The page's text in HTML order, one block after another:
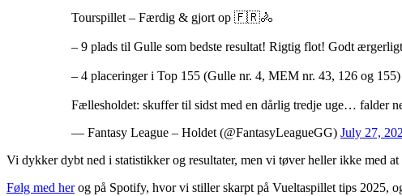
Tourspillet – Færdig & gjort op 🇫🇷🚴
– 9 plads til Gulle som bedste resultat! Rigtig flot! Godt
– 4 placeringer i Top 155 (Gulle nr. 4, MEM nr. 43, 126 og
Fællesholdet: skuffer til sidst med en dårlig tredje uge… falder
— Fantasy League – Holdet (@FantasyLeagueGG) July 27,
Vi dykker dybt ned i statistikker og resultater, men vi tøver heller ikke med
Følg med herog på Spotify, hvor vi stiller skarpt på Vueltaspillet tips 2025,